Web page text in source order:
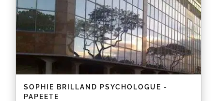
SOPHIE BRILLAND PSYCHOLOGUE -
PAPEETE